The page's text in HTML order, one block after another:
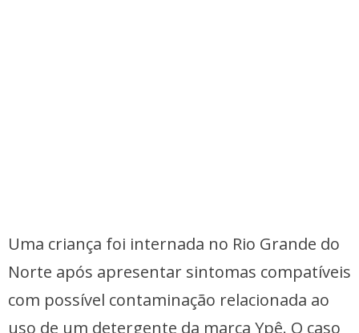
Uma criança foi internada no Rio Grande do
Norte após apresentar sintomas compatíveis
com possível contaminação relacionada ao
uso de um detergente da marca Ypê. O caso